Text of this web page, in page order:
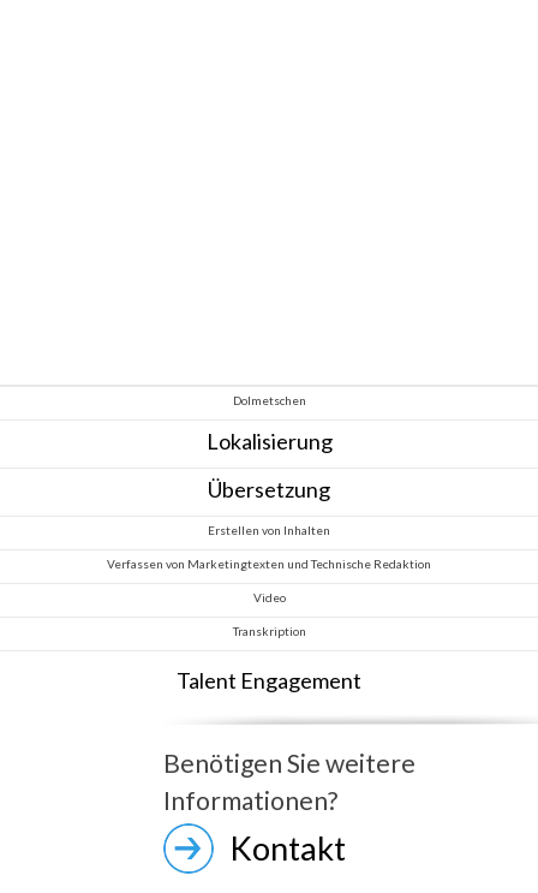
Dolmetschen
Lokalisierung
Übersetzung
Erstellen von Inhalten
Verfassen von Marketingtexten und Technische Redaktion
Video
Transkription
Talent Engagement
Benötigen Sie weitere
Informationen?
Kontakt